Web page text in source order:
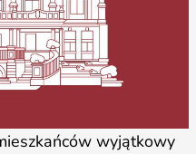
wyjątkowy